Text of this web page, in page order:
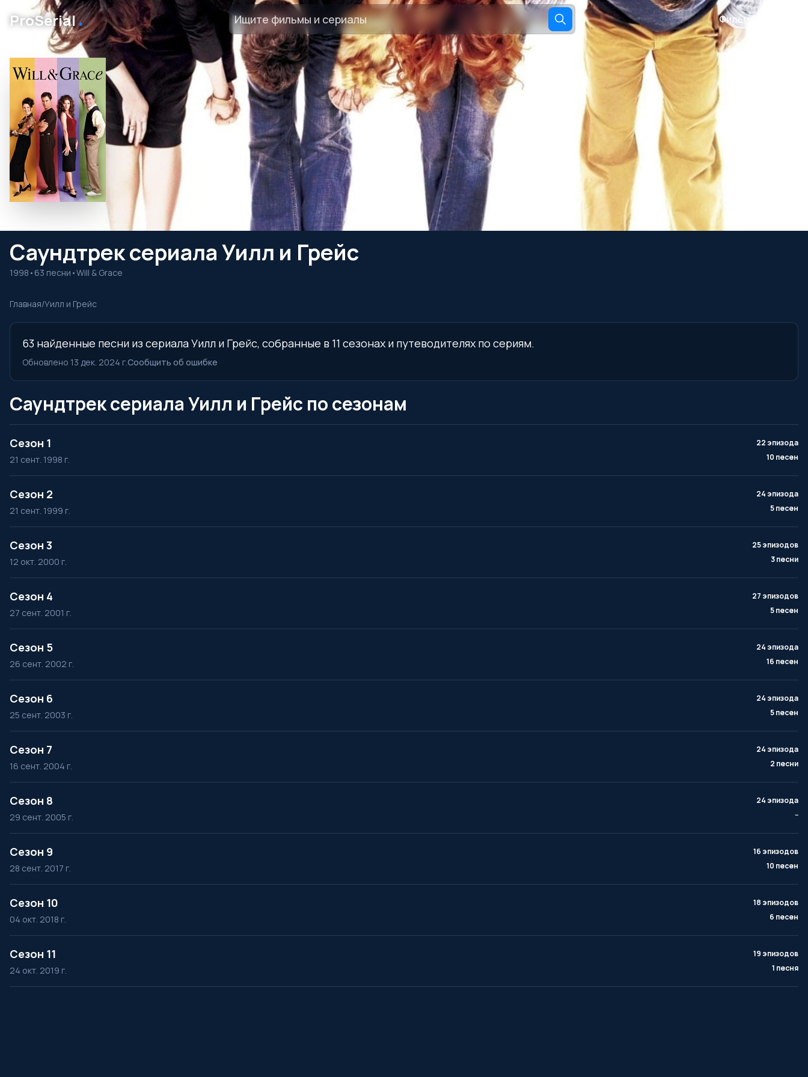
ProSerial․ Фильмы
Саундтрек сериала Уилл и Грейс
1998 • 63 песни •Will & Grace
Главная/Уилл и Грейс
63 найденные песни из сериала Уилл и Грейс, собранные в 11 сезонах и путеводителях по сериям.
Обновлено 13 дек. 2024 г.Сообщить об ошибке
Саундтрек сериала Уилл и Грейс по сезонам
Сезон 1
21 сент. 1998 г.
22 эпизода
10 песен
Сезон 2
21 сент. 1999 г.
24 эпизода
5 песен
Сезон 3
12 окт. 2000 г.
25 эпизодов
3 песни
Сезон 4
27 сент. 2001 г.
27 эпизодов
5 песен
Сезон 5
26 сент. 2002 г.
24 эпизода
16 песен
Сезон 6
25 сент. 2003 г.
24 эпизода
5 песен
Сезон 7
16 сент. 2004 г.
24 эпизода
2 песни
Сезон 8
29 сент. 2005 г.
24 эпизода
--
Сезон 9
28 сент. 2017 г.
16 эпизодов
10 песен
Сезон 10
04 окт. 2018 г.
18 эпизодов
6 песен
Сезон 11
24 окт. 2019 г.
19 эпизодов
1 песня